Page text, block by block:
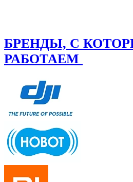
БРЕНДЫ, С
РАБОТАЕМ